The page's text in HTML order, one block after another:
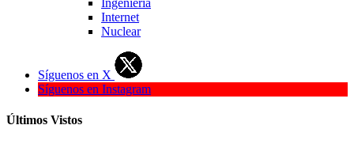
Internet
Nuclear
Síguenos en X
Síguenos en Instagram
Últimos Vistos